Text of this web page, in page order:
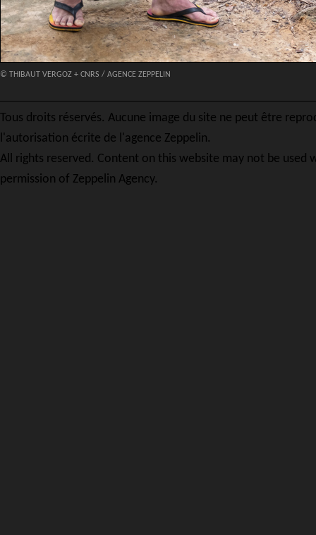
© THIBAUT VERGOZ + CNRS / AGENCE ZEPPELIN
Tous droits réservés. Aucune image du site ne peut être
l'autorisation écrite de l'agence Zeppelin.
All rights reserved. Content on this website may not be used
permission of Zeppelin Agency.